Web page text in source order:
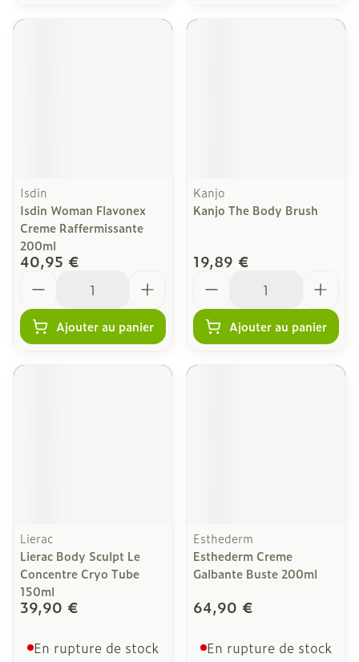
Isdin
Isdin Woman Flavonex
Creme Raffermissante
200ml
40,95 €
Ajouter au panier
Kanjo
Kanjo The Body Brush
19,89 €
Ajouter au panier
Lierac
Lierac Body Sculpt Le
Concentre Cryo Tube
150ml
39,90 €
En rupture de stock
Esthederm
Esthederm Creme
Galbante Buste 200ml
64,90 €
En rupture de stock